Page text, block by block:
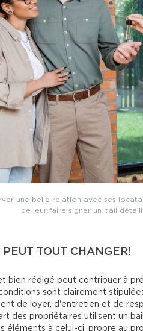
une belle relation avec ses
de leur faire signer un bail
TOUT CHANGER!
bien rédigé peut contribuer à
sont clairement
de loyer, d'entretien et de
des propriétaires utilisent un
éléments à celui-ci, propre au